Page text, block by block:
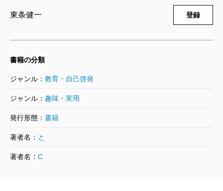
て親しみやすい簡潔な文章を再現するのに！
その長年の思いが結実したのが、『人を動かす 完
を、現代的解釈と翻訳で甦らせました。
夫人が出した「改訂版」を読んだことがある方で
皮肉にも、今の日本は、初版当時の大恐慌時代のア
メリカの状況と似ています。人々の、何とかして収入
を上げたい、成功したいという切迫したニーズに応
東条健一 登録
書籍の分類
ジャンル： 教育・自己啓発
ジャンル： 趣味・実用
発行形態： 書籍
著者名： と
著者名： C